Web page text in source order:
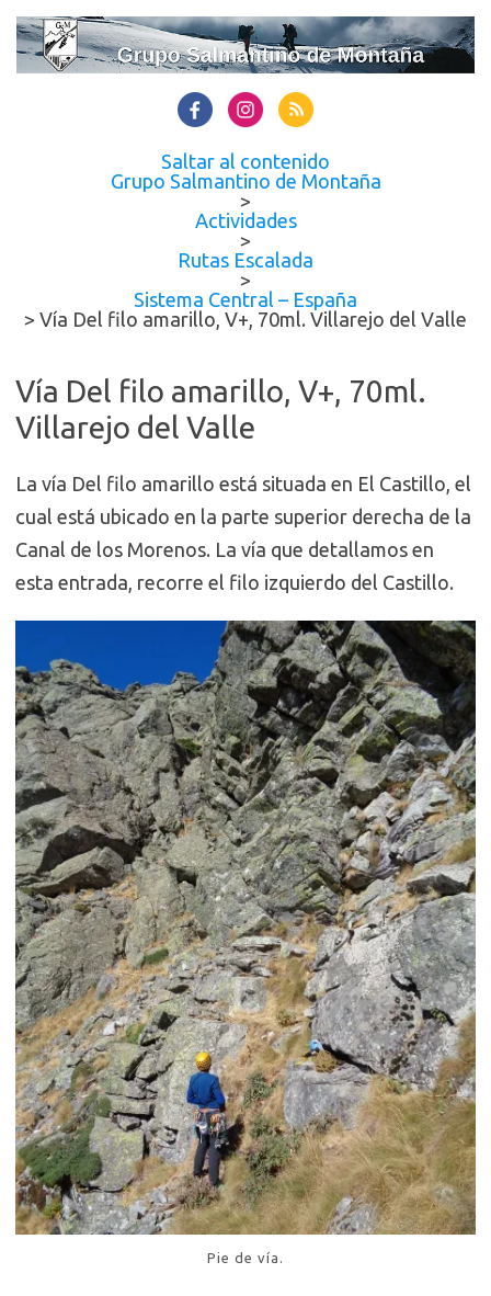
Saltar al contenido
Grupo Salmantino de Montaña
>
Actividades
>
Rutas Escalada
>
Sistema Central – España
> Vía Del filo amarillo, V+, 70ml. Villarejo del Valle
Vía Del filo amarillo, V+, 70ml.
Villarejo del Valle
La vía Del filo amarillo está situada en El Castillo, el
cual está ubicado en la parte superior derecha de la
Canal de los Morenos. La vía que detallamos en
esta entrada, recorre el filo izquierdo del Castillo.
Pie de vía.